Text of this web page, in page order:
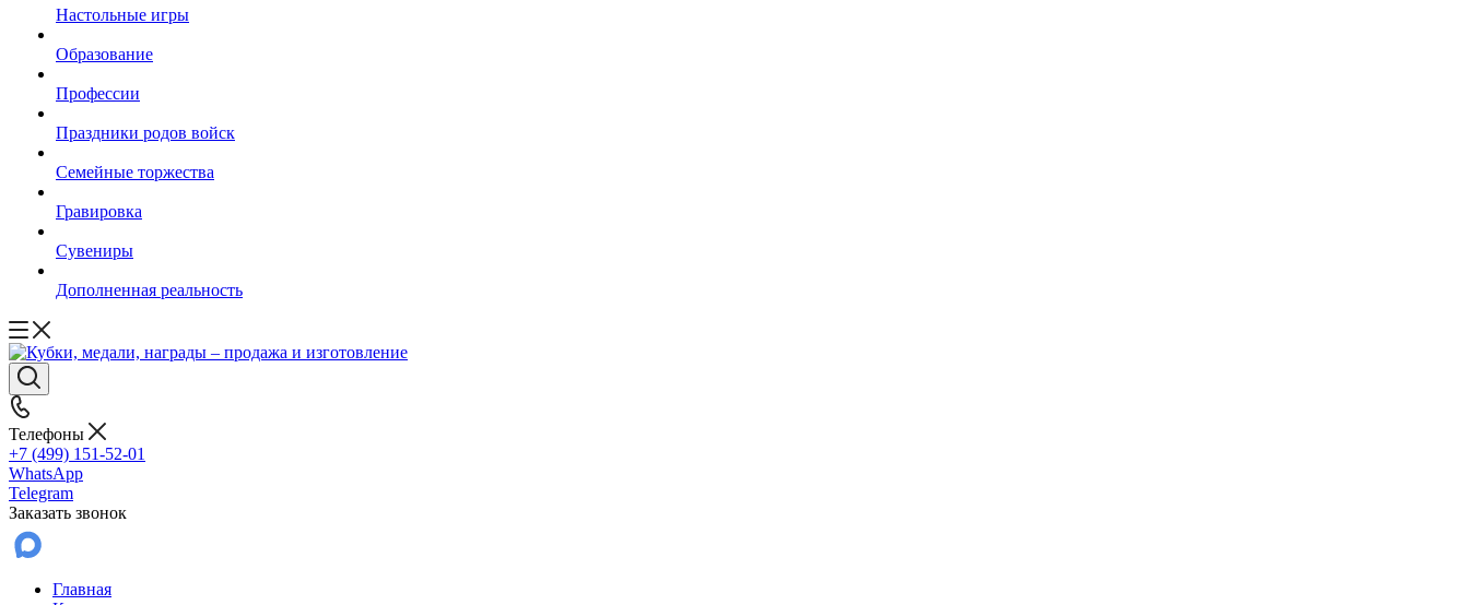
Настольные игры
Образование
Профессии
Праздники родов войск
Семейные торжества
Гравировка
Сувениры
Дополненная реальность
Телефоны
+7 (499) 151-52-01
WhatsApp
Telegram
Заказать звонок
Главная